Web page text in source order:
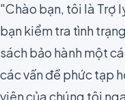
"Chào bạn, tôi là Trợ
bạn kiểm tra tình
sách bảo hành một
các vấn đề phức tạp
viên của chúng tôi